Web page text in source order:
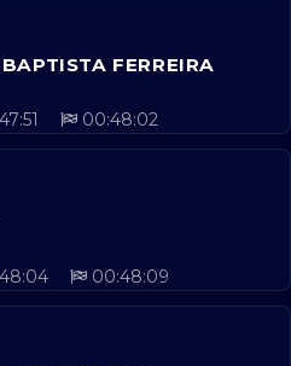
FERREIRA
00:48:02
00:48:09